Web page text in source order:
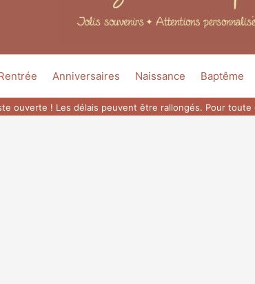
Anniversaires Naissance Baptême
ouverte ! Les délais peuvent être rallongés. Pour toute